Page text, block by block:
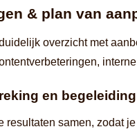
& plan van
overzicht met
en begeleiding
resultaten samen, zodat